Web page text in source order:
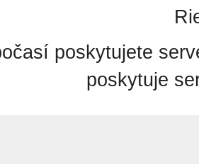
poskytujete
poskytuje